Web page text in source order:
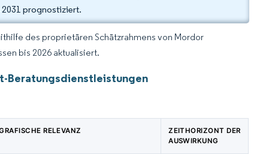
2031 prognostiziert.
des proprietären Schätzrahmens von Mordor
bis 2026 aktualisiert.
Beratungsdienstleistungen
RELEVANZ
ZEITHORIZONT DER
AUSWIRKUNG